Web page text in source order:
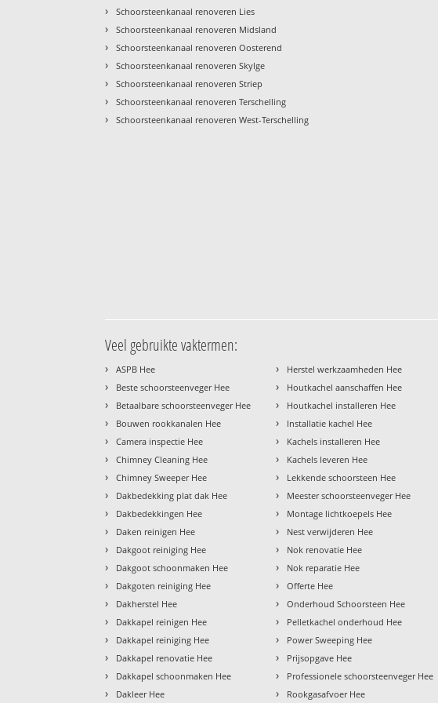
›
Schoorsteenkanaal renoveren Lies
› Schoorsteenkanaal renoveren Midsland
› Schoorsteenkanaal renoveren Oosterend
› Schoorsteenkanaal renoveren Skylge
› Schoorsteenkanaal renoveren Striep
› Schoorsteenkanaal renoveren Terschelling
› Schoorsteenkanaal renoveren West-Terschelling
Veel gebruikte vaktermen:
› ASPB Hee
› Beste schoorsteenveger Hee
› Betaalbare schoorsteenveger Hee
› Bouwen rookkanalen Hee
› Camera inspectie Hee
› Chimney Cleaning Hee
› Chimney Sweeper Hee
› Dakbedekking plat dak Hee
› Dakbedekkingen Hee
› Daken reinigen Hee
› Dakgoot reiniging Hee
› Dakgoot schoonmaken Hee
› Dakgoten reiniging Hee
› Dakherstel Hee
› Dakkapel reinigen Hee
› Dakkapel reiniging Hee
› Dakkapel renovatie Hee
› Dakkapel schoonmaken Hee
› Dakleer Hee
› Herstel werkzaamheden Hee
› Houtkachel aanschaffen Hee
› Houtkachel installeren Hee
› Installatie kachel Hee
› Kachels installeren Hee
› Kachels leveren Hee
› Lekkende schoorsteen Hee
› Meester schoorsteenveger Hee
› Montage lichtkoepels Hee
› Nest verwijderen Hee
› Nok renovatie Hee
› Nok reparatie Hee
› Offerte Hee
› Onderhoud Schoorsteen Hee
› Pelletkachel onderhoud Hee
› Power Sweeping Hee
› Prijsopgave Hee
› Professionele schoorsteenveger Hee
› Rookgasafvoer Hee